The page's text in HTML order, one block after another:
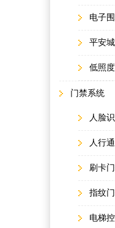
电子
平安
低照
门禁系统
人脸
人行
刷卡
指纹
电梯